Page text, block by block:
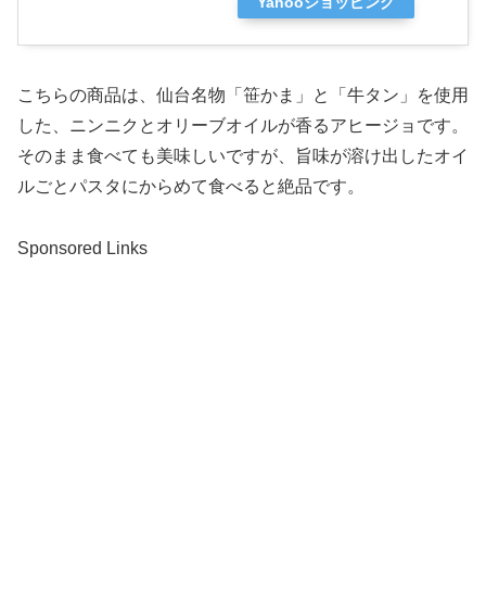
こちらの商品は、仙台名物「笹かま」と「牛タン」を使用
した、ニンニクとオリーブオイルが香るアヒージョです。
そのまま食べても美味しいですが、旨味が溶け出したオイ
ルごとパスタにからめて食べると絶品です。
Sponsored Links